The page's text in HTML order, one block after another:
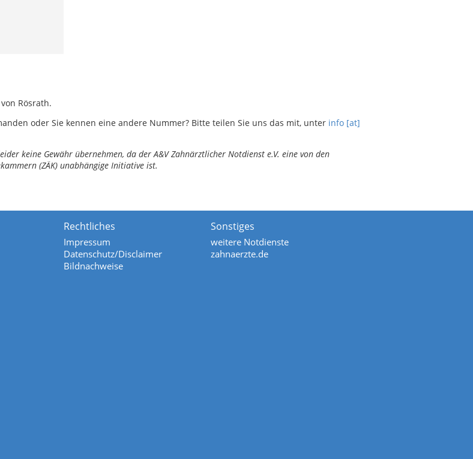
Rösrath.
oder Sie kennen eine andere Nummer? Bitte teilen Sie uns das mit, unter info [at]
keine Gewähr übernehmen, da der A&V Zahnärztlicher Notdienst e.V. eine von den
(ZÄK) unabhängige Initiative ist.
Rechtliches
Impressum
Datenschutz/Disclaimer
Bildnachweise
Sonstiges
weitere Notdienste
zahnaerzte.de